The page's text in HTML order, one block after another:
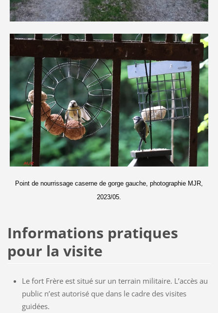
Point de nourrissage caserne de gorge gauche, photographie MJR,
2023/05.
Informations pratiques
pour la visite
Le fort Frère est situé sur un terrain militaire. L’accès au
public n’est autorisé que dans le cadre des visites
guidées.